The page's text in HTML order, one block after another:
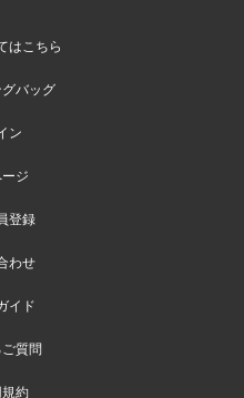
はこちら
バッグ
ン
ジ
登録
わせ
イド
ご質問
規約